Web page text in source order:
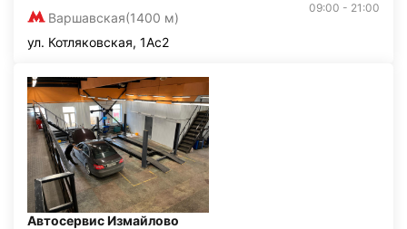
Варшавская(1400 м)
09:00 - 21:00
ул. Котляковская, 1Ас2
Автосервис Измайлово